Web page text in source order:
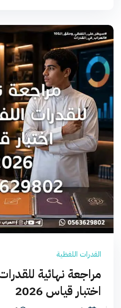
القدرات اللفظية
مراجعة نهائية
اختبار قياس 2026